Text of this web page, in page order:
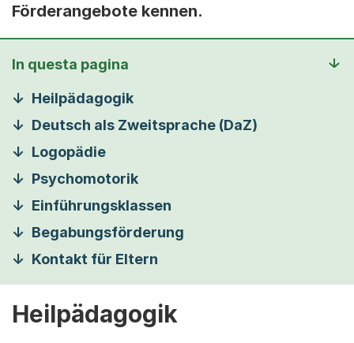
Förderangebote kennen.
In questa pagina
Heilpädagogik
Deutsch als Zweitsprache (DaZ)
Logopädie
Psychomotorik
Einführungsklassen
Begabungsförderung
Kontakt für Eltern
Heilpädagogik